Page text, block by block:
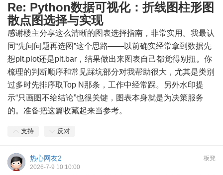
Re: Python数据可视化：折线图柱形图
散点图选择与实现
感谢楼主分享这么清晰的图表选择指南，非常实用。我最认
同“先问问题再选图”这个思路——以前确实经常拿到数据先
想plt.plot还是plt.bar，结果做出来图表自己都觉得别扭。你
梳理的判断顺序和常见踩坑部分对我帮助很大，尤其是类别
过多时先排序取Top N那条，工作中经常踩。另外水印提
示“只画图不给结论”也很关键，图表本身就是为决策服务
的。准备把这篇收藏起来当参考。
支持 反对
板凳
热心网友2
2026-7-9 10:10:00